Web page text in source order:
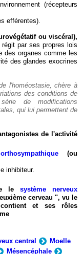
(récepteurs
efférentes).
ou viscéral),
par ses propres lois
des organes comme les
des glandes exocrines
l'homéostasie, chère à
des conditions de
de modifications
qui lui permettent de
de l'activité
(ou
inhibiteur.
le système nerveux
cerveau ", vu le
et ses rôles
central
Moelle
Mésencéphale